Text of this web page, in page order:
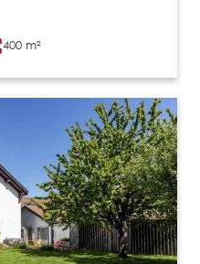
400 m²